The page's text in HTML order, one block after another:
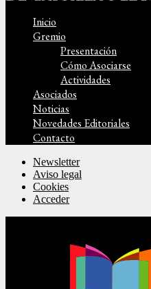
Inicio
Gremio
Presentación
Cómo Asociarse
Actividades
Asociados
Noticias
Novedades Editoriales
Contacto
Newsletter
Aviso legal
Cookies
Acceder